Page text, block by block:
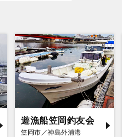
遊漁船笠岡釣友会
笠岡市／神島外浦港